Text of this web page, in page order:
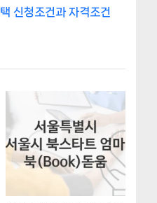
신청조건과 자격조건